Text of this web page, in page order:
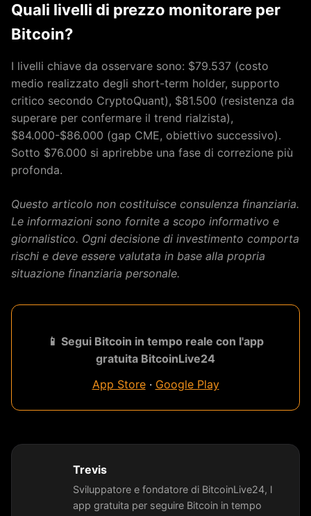
Quali livelli di prezzo monitorare per
Bitcoin?
I livelli chiave da osservare sono: $79.537 (costo
medio realizzato degli short-term holder, supporto
critico secondo CryptoQuant), $81.500 (resistenza da
superare per confermare il trend rialzista),
$84.000-$86.000 (gap CME, obiettivo successivo).
Sotto $76.000 si aprirebbe una fase di correzione più
profonda.
Questo articolo non costituisce consulenza finanziaria.
Le informazioni sono fornite a scopo informativo e
giornalistico. Ogni decisione di investimento comporta
rischi e deve essere valutata in base alla propria
situazione finanziaria personale.
📱 Segui Bitcoin in tempo reale con l'app
gratuita BitcoinLive24
App Store· Google Play
Trevis
Sviluppatore e fondatore di BitcoinLive24, l
app gratuita per seguire Bitcoin in tempo